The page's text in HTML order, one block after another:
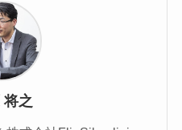
将之